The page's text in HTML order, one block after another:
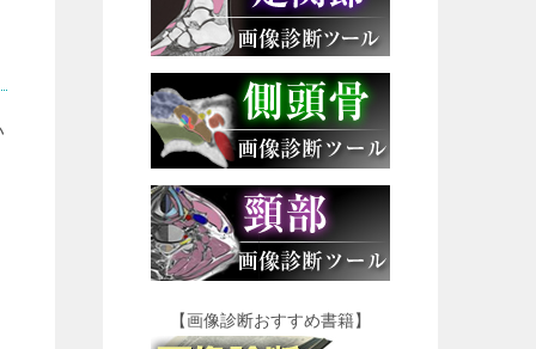
【画像診断おすすめ書籍】